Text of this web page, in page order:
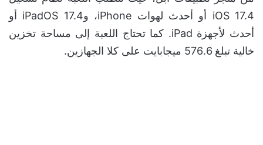
iOS 17.4 أو أحدث لهوات iPhone، وiPadOS 17.4 أو
أحدث لأجهزة iPad. كما تحتاج اللعبة إلى مساحة تخزين
خالية تبلغ 576.6 ميجابايت على كلا الجهازين.